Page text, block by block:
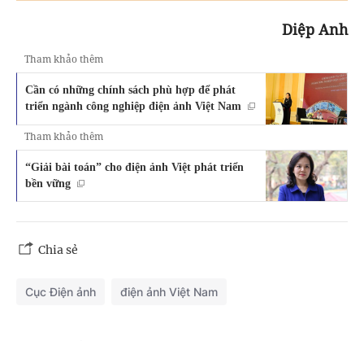
Diệp Anh
Tham khảo thêm
Cần có những chính sách phù hợp để phát
triển ngành công nghiệp điện ảnh Việt Nam
Tham khảo thêm
“Giải bài toán” cho điện ảnh Việt phát triển
bền vững
Chia sẻ
Cục Điện ảnh điện ảnh Việt Nam